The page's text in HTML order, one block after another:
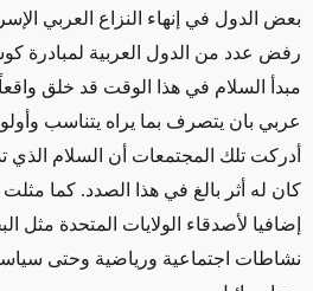
بعض الدول في إنهاء النزاع العربي
رفض عدد من الدول العربية لمبادرة
مبدأ السلام في هذا الوقت قد خلق
عربي بان يتصرف بما يراه يتناسب
أدركت تلك المجتمعات أن السلام الذي
كان له أثر بالغ في هذا الصدد. كما
إضافيا لأصدقاء الولايات المتحدة مثل
نشاطات اجتماعية ورياضية وحتى